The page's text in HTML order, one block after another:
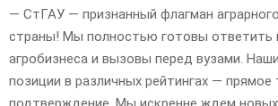
— СтГАУ — признанный флагман
страны! Мы полностью готовы ответить
агробизнеса и вызовы перед вузами.
позиции в различных рейтингах — прямое